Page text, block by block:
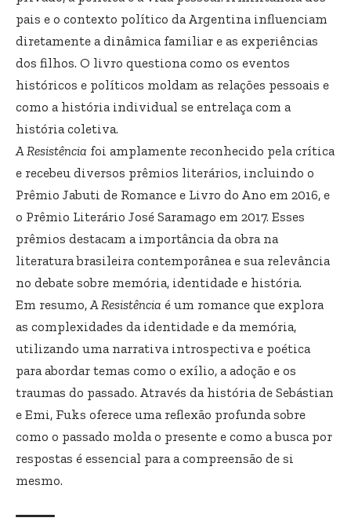
pais e o contexto político da Argentina influenciam
diretamente a dinâmica familiar e as experiências
dos filhos. O livro questiona como os eventos
históricos e políticos moldam as relações pessoais e
como a história individual se entrelaça com a
história coletiva.
A Resistência foi amplamente reconhecido pela crítica
e recebeu diversos prêmios literários, incluindo o
Prêmio Jabuti de Romance e Livro do Ano em 2016, e
o Prêmio Literário José Saramago em 2017. Esses
prêmios destacam a importância da obra na
literatura brasileira contemporânea e sua relevância
no debate sobre memória, identidade e história.
Em resumo,A Resistência é um romance que explora
as complexidades da identidade e da memória,
utilizando uma narrativa introspectiva e poética
para abordar temas como o exílio, a adoção e os
traumas do passado. Através da história de Sebástian
e Emi, Fuks oferece uma reflexão profunda sobre
como o passado molda o presente e como a busca por
respostas é essencial para a compreensão de si
mesmo.